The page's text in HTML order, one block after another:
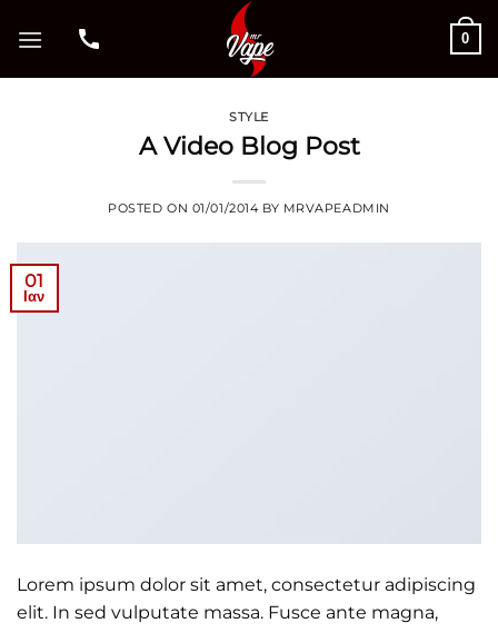
στο
0
STYLE
A Video Blog Post
POSTED ON 01/01/2014 BY MRVAPEADMIN
01
Ιαν
Lorem ipsum dolor sit amet, consectetur adipiscing
elit. In sed vulputate massa. Fusce ante magna,